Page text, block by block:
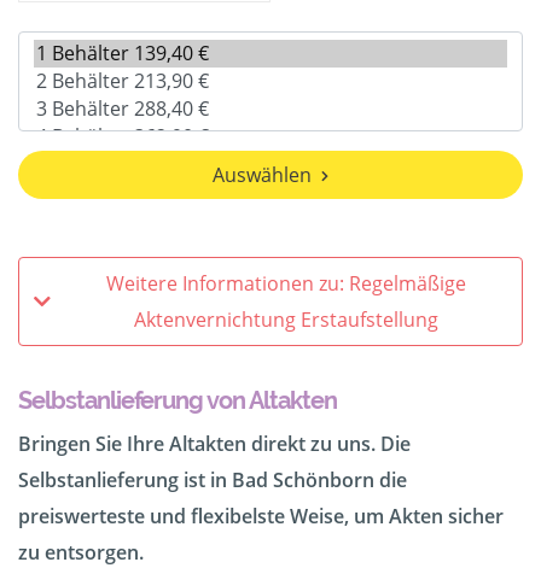
Auswählen
Weitere Informationen zu: Regelmäßige
Aktenvernichtung Erstaufstellung
Selbstanlieferung von Altakten
Bringen Sie Ihre Altakten direkt zu uns. Die
Selbstanlieferung ist in Bad Schönborn die
preiswerteste und flexibelste Weise, um Akten sicher
zu entsorgen.